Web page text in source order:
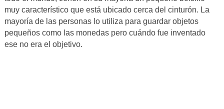
muy característico que está ubicado cerca del cinturón. La
mayoría de las personas lo utiliza para guardar objetos
pequeños como las monedas pero cuándo fue inventado
ese no era el objetivo.